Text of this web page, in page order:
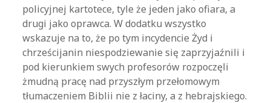
policyjnej kartotece, tyle że jeden jako ofiara, a
drugi jako oprawca. W dodatku wszystko
wskazuje na to, że po tym incydencie Żyd i
chrześcijanin niespodziewanie się zaprzyjaźnili i
pod kierunkiem swych profesorów rozpoczęli
żmudną pracę nad przyszłym przełomowym
tłumaczeniem Biblii nie z łaciny, a z hebrajskiego.